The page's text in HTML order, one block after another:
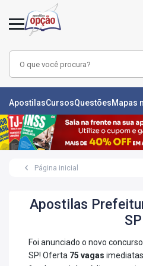
ApostilasCursosQuestõesMapas
Página inicial
Apostilas
SP
Foi anunciado o novo
SP! Oferta 75 vagas